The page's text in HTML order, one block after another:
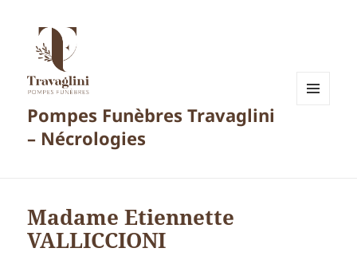
Pompes Funèbres Travaglini
– Nécrologies
Madame Etiennette
VALLICCIONI